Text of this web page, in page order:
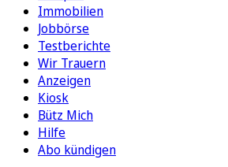
Immobilien
Jobbörse
Testberichte
Wir Trauern
Anzeigen
Kiosk
Bütz Mich
Hilfe
Abo kündigen